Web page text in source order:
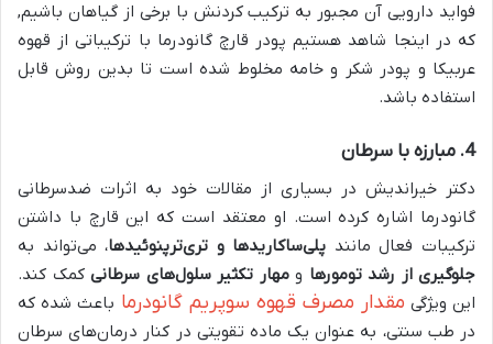
فواید دارویی آن مجبور به ترکیب کردنش با برخی از گیاهان باشیم,
که در اینجا شاهد هستیم پودر قارچ گانودرما با ترکیباتی از قهوه
عربیکا و پودر شکر و خامه مخلوط شده است تا بدین روش قابل
استفاده باشد.
4. مبارزه با سرطان
دکتر خیراندیش در بسیاری از مقالات خود به اثرات ضدسرطانی
گانودرما اشاره کرده است. او معتقد است که این قارچ با داشتن
ترکیبات فعال مانند پلی‌ساکاریدها و تری‌ترپنوئیدها، می‌تواند به
جلوگیری از رشد تومورها ومهار تکثیر سلول‌های سرطانی کمک کند.
این ویژگی مقدار مصرف قهوه سوپریم گانودرما باعث شده که
در طب سنتی، به عنوان یک ماده تقویتی در کنار درمان‌های سرطان